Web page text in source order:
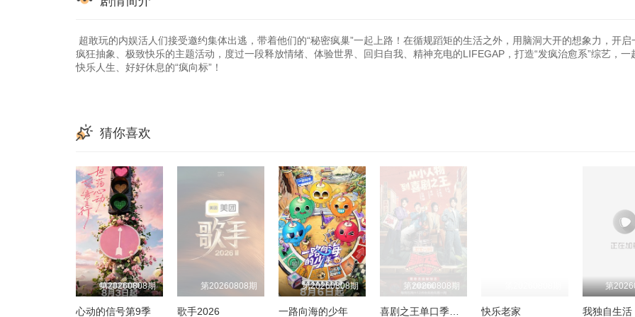
超敢玩的内娱活人们接受邀约集体出逃，带着他们的“秘密疯巢”一起上路！在循规蹈矩的生活之外，用脑洞大开的想象力，开启
疯狂抽象、极致快乐的主题活动，度过一段释放情绪、体验世界、回归自我、精神充电的LIFEGAP，打造“发疯治愈系”综艺，一
快乐人生、好好休息的“疯向标”！
猜你喜欢
第20260808期
心动的信号第9季
第20260808期
歌手2026
第20260808期
一路向海的少年
第20260808期
喜剧之王单口季第三季 快乐老家
第
我独自生活